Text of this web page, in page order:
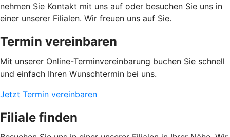
nehmen Sie Kontakt mit uns auf oder besuchen Sie uns in
einer unserer Filialen. Wir freuen uns auf Sie.
Termin vereinbaren
Mit unserer Online-Terminvereinbarung buchen Sie schnell
und einfach Ihren Wunschtermin bei uns.
Jetzt Termin vereinbaren
Filiale finden